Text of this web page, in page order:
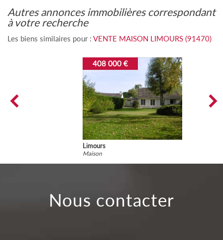
autres annonces immobilières correspondant
à votre recherche
Les biens similaires pour : VENTE MAISON LIMOURS (91470)
408 000 €
Limours
nous contacter